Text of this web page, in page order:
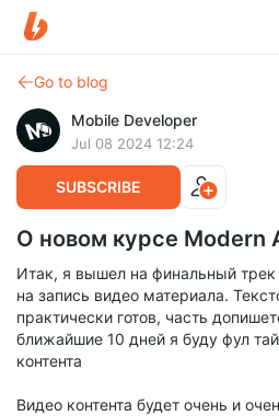
Go to blog
Mobile Developer
Jul 08 2024 12:24
SUBSCRIBE
О новом курсе Modern
Итак, я вышел на финальный
на запись видео материала.
практически готов, часть
ближайшие 10 дней я буду фул
контента
Видео контента будет очень и